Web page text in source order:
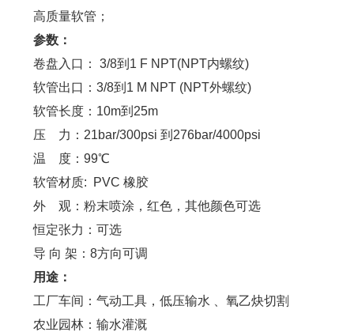
高质量软管；
参数：
卷盘入口： 3/8到1 F NPT(NPT内螺纹)
软管出口：3/8到1 M NPT (NPT外螺纹)
软管长度：10m到25m
压 力：21bar/300psi 到276bar/4000psi
温 度：99℃
软管材质: PVC 橡胶
外 观：粉末喷涂，红色，其他颜色可选
恒定张力：可选
导 向 架：8方向可调
用途：
工厂车间：气动工具，低压输水 、氧乙炔切割
农业园林：输水灌溉